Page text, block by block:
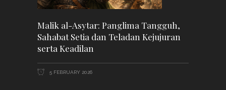
Malik al-Asytar: Panglima Tangguh,
Sahabat Setia dan Teladan Kejujuran
serta Keadilan
5 FEBRUARY 2026